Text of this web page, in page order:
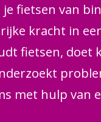
fietsen van
kracht in
fietsen, doet
met hulp van